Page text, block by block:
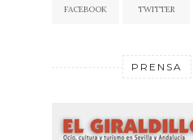
FACEBOOK TWITTER
PRENSA